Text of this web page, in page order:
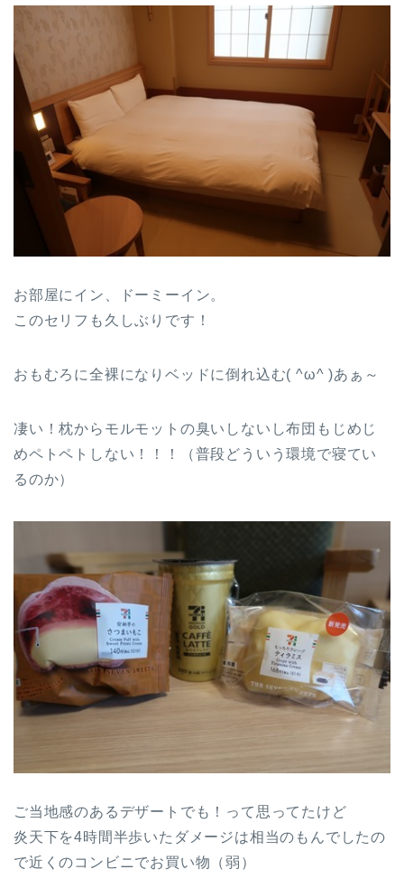
お部屋にイン、ドーミーイン。
このセリフも久しぶりです！
おもむろに全裸になりベッドに倒れ込む( ^ω^ )あぁ～
凄い！枕からモルモットの臭いしないし布団もじめじ
めペトペトしない！！！（普段どういう環境で寝てい
るのか）
ご当地感のあるデザートでも！って思ってたけど
炎天下を4時間半歩いたダメージは相当のもんでしたの
で近くのコンビニでお買い物（弱）